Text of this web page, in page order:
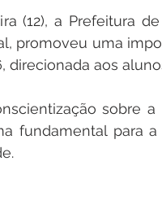
(12), a Prefeitura
promoveu uma
direcionada aos
sobre
fundamental para